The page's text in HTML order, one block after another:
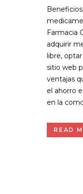
Farmacia
adquirir
libre,
sitio web
ventajas
el ahorro
en la
READ